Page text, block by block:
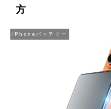
方
iPhoneバッテリー